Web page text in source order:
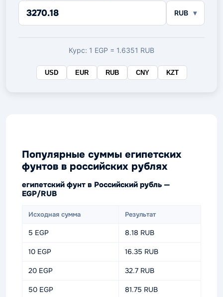
Сумма
целевой
валюте
RUB
Курс: 1 EGP = 1.6351 RUB
USD EUR RUB CNY KZT
Популярные суммы египетских
фунтов в российских рублях
египетский фунт в Российский рубль —
EGP/RUB
Исходная сумма Результат
5 EGP 8.18 RUB
10 EGP 16.35 RUB
20 EGP 32.7 RUB
50 EGP 81.75 RUB